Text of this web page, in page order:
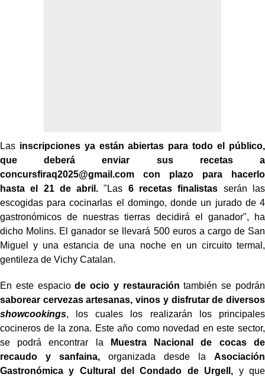
Las inscripciones ya están abiertas para todo el público,
que deberá enviar sus recetas a
concursfiraq2025@gmail.com con plazo para hacerlo
hasta el 21 de abril. "Las 6 recetas finalistas serán las
escogidas para cocinarlas el domingo, donde un jurado de 4
gastronómicos de nuestras tierras decidirá el ganador", ha
dicho Molins. El ganador se llevará 500 euros a cargo de San
Miguel y una estancia de una noche en un circuito termal,
gentileza de Vichy Catalan.
En este espaciode ocio y restauración también se podrán
saborear cervezas artesanas, vinos y disfrutar de diversos
showcookings, los cuales los realizarán los principales
cocineros de la zona. Este año como novedad en este sector,
se podrá encontrar la
Muestra Nacional de cocas de
recaudo y sanfaina,organizada desde la Asociación
Gastronómica y Cultural del Condado de Urgell, y que